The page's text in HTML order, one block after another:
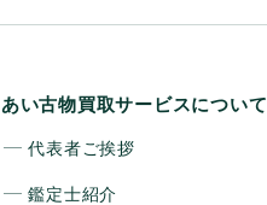
あい古物買取サービスについて
代表者ご挨拶
鑑定士紹介